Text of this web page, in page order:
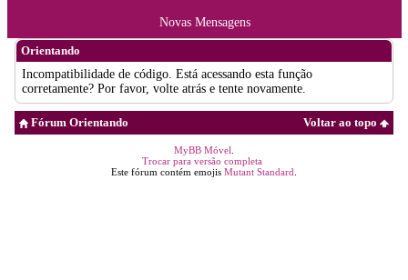
Novas Mensagens
Orientando
Incompatibilidade de código. Está acessando esta função
corretamente? Por favor, volte atrás e tente novamente.
Voltar ao topo
Fórum Orientando
MyBB Móvel
Trocar para versão completa
Este fórum contém emojis Mutant Standard